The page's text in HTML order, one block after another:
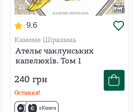
9.6
Камоме Шірахама
Ательє чаклунських
капелюхів. Том 1
240 грн
Остання!
єКнига